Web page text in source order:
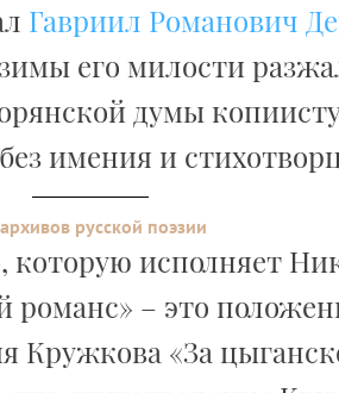
Гавриил Романович
его милости
думы
имения и
русской поэзии
исполняет
– это
Кружкова «За